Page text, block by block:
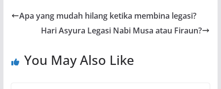
Apa yang mudah hilang ketika membina legasi?
Hari Asyura Legasi Nabi Musa atau Firaun?
You May Also Like